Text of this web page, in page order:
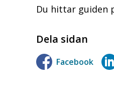
Du hittar guiden
Dela sidan
Facebook